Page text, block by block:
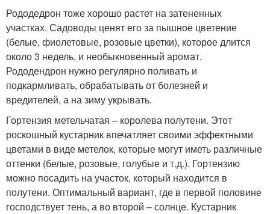
Рододедрон тоже хорошо растет на затененных
участках. Садоводы ценят его за пышное цветение
(белые, фиолетовые, розовые цветки), которое длится
около 3 недель, и необыкновенный аромат.
Рододендрон нужно регулярно поливать и
подкармливать, обрабатывать от болезней и
вредителей, а на зиму укрывать.
Гортензия метельчатая – королева полутени. Этот
роскошный кустарник впечатляет своими эффектными
цветами в виде метелок, которые могут иметь различные
оттенки (белые, розовые, голубые и т.д.). Гортензию
можно посадить на участок, который находится в
полутени. Оптимальный вариант, где в первой половине
господствует тень, а во второй – солнце. Кустарник